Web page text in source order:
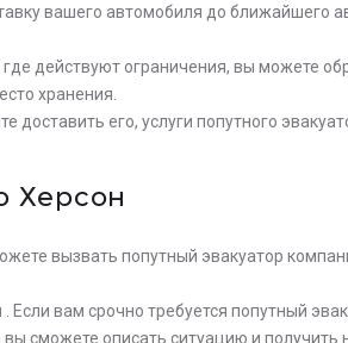
вашего автомобиля до ближайшего
действуют ограничения, вы можете
хранения.
доставить его, услуги попутного
Херсон
вызвать попутный эвакуатор
вам срочно требуется попутный
сможете описать ситуацию и